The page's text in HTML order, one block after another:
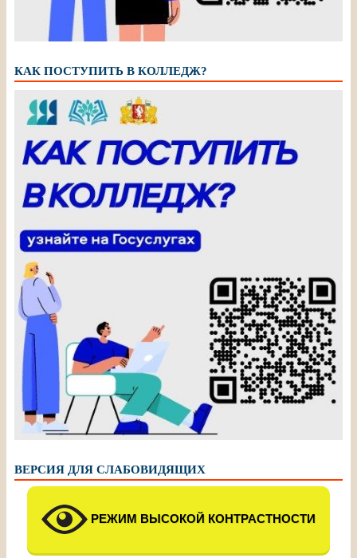
КАК ПОСТУПИТЬ В КОЛЛЕДЖ?
ВЕРСИЯ ДЛЯ СЛАБОВИДЯЩИХ
РЕЖИМ ВЫСОКОЙ КОНТРАСТНОСТИ